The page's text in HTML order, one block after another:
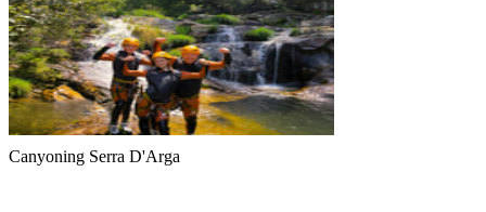
Canyoning Serra D'Arga